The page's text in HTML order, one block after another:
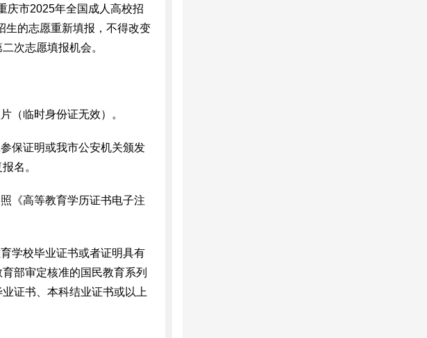
庆市2025年全国成人高校招
生的志愿重新填报，不得改变
次志愿填报机会。
（临时身份证无效）。
保证明或我市公安机关颁发
名。
《高等教育学历证书电子注
学校毕业证书或者证明具有
部审定核准的国民教育系列
证书、本科结业证书或以上